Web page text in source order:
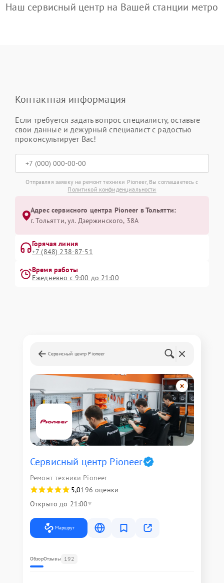
Наш сервисный центр на Вашей станции метро
Контактная информация
Если требуется задать вопрос специалисту, оставьте
свои данные и дежурный специалист с радостью
проконсультирует Вас!
Отправляя заявку на ремонт техники Pioneer, Вы соглашаетесь с
Политикой конфиденциальности
Адрес сервисного центра Pioneer в Тольятти:
г. Тольятти, ул. Дзержинского, 38А
Горячая линия
+7 (848) 238-87-51
Время работы
Ежедневно с 9:00 до 21:00
Сервисный центр Pioneer
Сервисный центр Pioneer
Ремонт техники Pioneer
5,0196 оценки
Открыто до 21:00
Маршрут
ОбзорОтзывы 192